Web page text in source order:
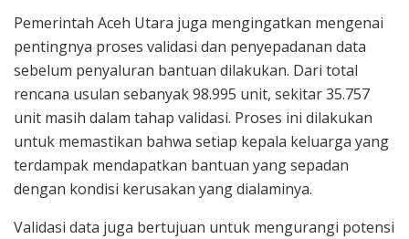
Pemerintah Aceh Utara juga mengingatkan mengenai
pentingnya proses validasi dan penyepadanan data
sebelum penyaluran bantuan dilakukan. Dari total
rencana usulan sebanyak 98.995 unit, sekitar 35.757
unit masih dalam tahap validasi. Proses ini dilakukan
untuk memastikan bahwa setiap kepala keluarga yang
terdampak mendapatkan bantuan yang sepadan
dengan kondisi kerusakan yang dialaminya.
Validasi data juga bertujuan untuk mengurangi potensi